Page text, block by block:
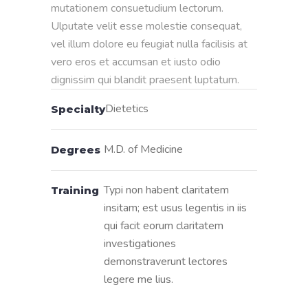
mutationem consuetudium lectorum.
Ulputate velit esse molestie consequat,
vel illum dolore eu feugiat nulla facilisis at
vero eros et accumsan et iusto odio
dignissim qui blandit praesent luptatum.
SpecialtyDietetics
Degrees M.D. of Medicine
Training Typi non habent claritatem
insitam; est usus legentis in iis
qui facit eorum claritatem
investigationes
demonstraverunt lectores
legere me lius.